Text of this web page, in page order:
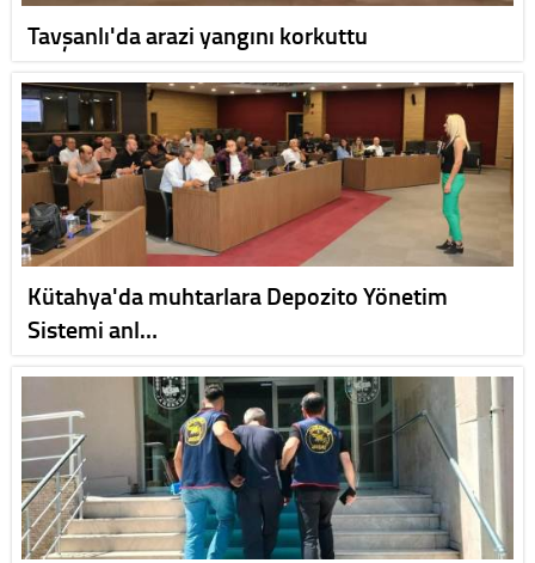
Tavşanlı'da arazi yangını korkuttu
Kütahya'da muhtarlara Depozito Yönetim
Sistemi anl…